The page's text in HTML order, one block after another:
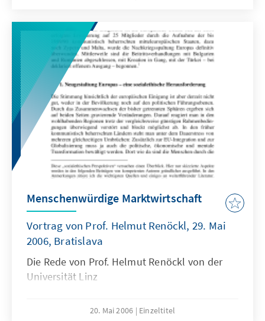
Menschenwürdige Marktwirtschaft
Vortrag von Prof. Helmut Renöckl, 29. Mai
2006, Bratislava
Die Rede von Prof. Helmut Renöckl von der
Universität Linz
20. Mai 2006 Einzeltitel